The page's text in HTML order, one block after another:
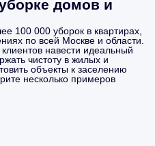
домов и
100 000 уборок в квартирах,
по всей Москве и области.
навести идеальный
чистоту в жилых и
объекты к заселению
несколько примеров